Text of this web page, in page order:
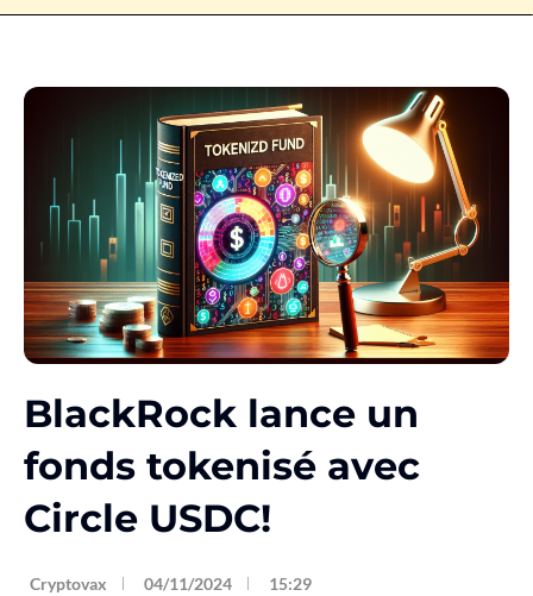
BlackRock lance un
fonds tokenisé avec
Circle USDC!
Cryptovax 04/11/2024 15:29